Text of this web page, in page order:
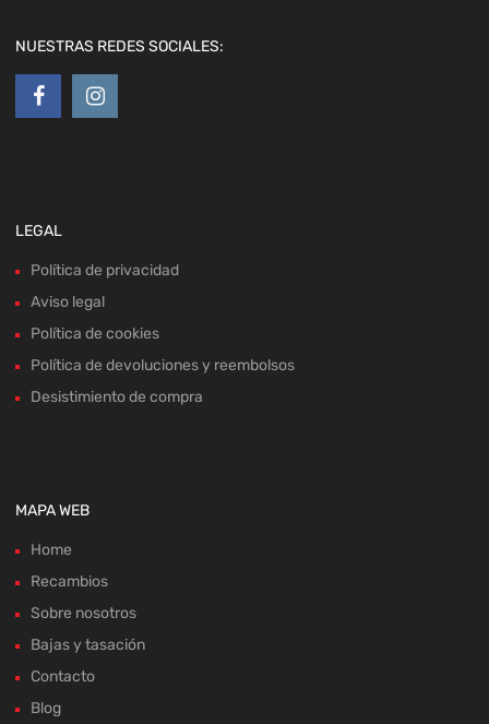
NUESTRAS REDES SOCIALES:
LEGAL
Política de privacidad
Aviso legal
Política de cookies
Política de devoluciones y reembolsos
Desistimiento de compra
MAPA WEB
Home
Recambios
Sobre nosotros
Bajas y tasación
Contacto
Blog